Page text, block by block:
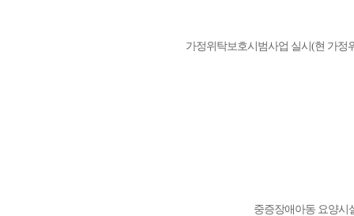
가정위탁보호시범사업 실시(현 가정
중증장애아동 요양시